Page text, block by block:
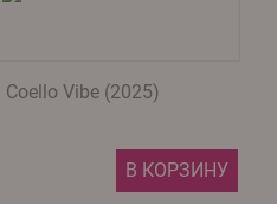
Vibe (2025)
В КОРЗИНУ